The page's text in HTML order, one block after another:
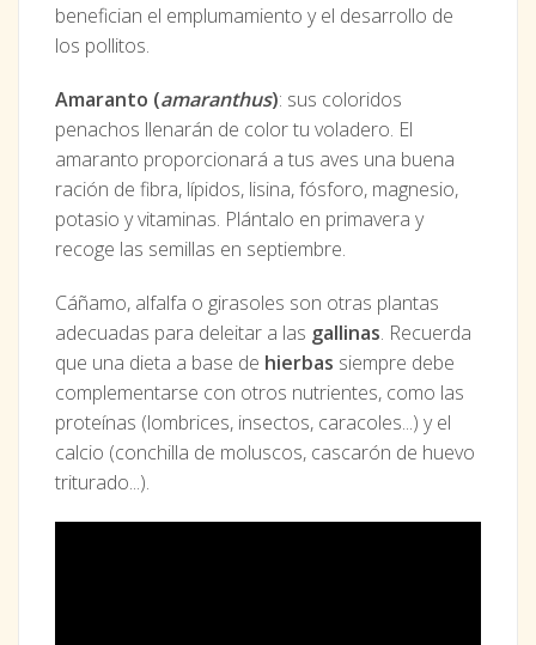
benefician el emplumamiento y el desarrollo de
los pollitos.
Amaranto (amaranthus): sus coloridos
penachos llenarán de color tu voladero. El
amaranto proporcionará a tus aves una buena
ración de fibra, lípidos, lisina, fósforo, magnesio,
potasio y vitaminas. Plántalo en primavera y
recoge las semillas en septiembre.
Cáñamo, alfalfa o girasoles son otras plantas
adecuadas para deleitar a las gallinas. Recuerda
que una dieta a base de hierbas siempre debe
complementarse con otros nutrientes, como las
proteínas (lombrices, insectos, caracoles...) y el
calcio (conchilla de moluscos, cascarón de huevo
triturado...).